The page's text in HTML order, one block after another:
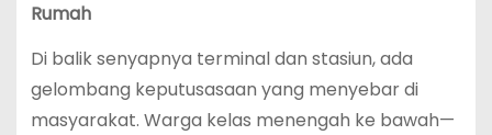
Rumah
Di balik senyapnya terminal dan stasiun, ada
gelombang keputusasaan yang menyebar di
masyarakat. Warga kelas menengah ke bawah—